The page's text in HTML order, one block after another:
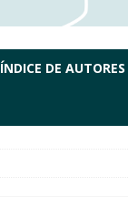
ÍNDICE DE AUTORES